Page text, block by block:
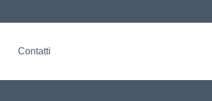
Contatti